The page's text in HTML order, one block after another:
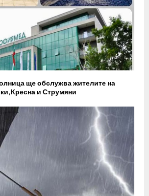
ще обслужва жителите на
Кресна и Струмяни